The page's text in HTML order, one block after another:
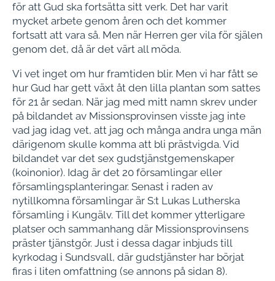
för att Gud ska fortsätta sitt verk. Det har varit
mycket arbete genom åren och det kommer
fortsatt att vara så. Men när Herren ger vila för själen
genom det, då är det värt all möda.
Vi vet inget om hur framtiden blir. Men vi har fått se
hur Gud har gett växt åt den lilla plantan som sattes
för 21 år sedan. När jag med mitt namn skrev under
på bildandet av Missionsprovinsen visste jag inte
vad jag idag vet, att jag och många andra unga män
därigenom skulle komma att bli prästvigda. Vid
bildandet var det sex gudstjänstgemenskaper
(koinonior). Idag är det 20 församlingar eller
församlingsplanteringar. Senast i raden av
nytillkomna församlingar är S:t Lukas Lutherska
församling i Kungälv. Till det kommer ytterligare
platser och sammanhang där Missionsprovinsens
präster tjänstgör. Just i dessa dagar inbjuds till
kyrkodag i Sundsvall, där gudstjänster har börjat
firas i liten omfattning (se annons på sidan 8).